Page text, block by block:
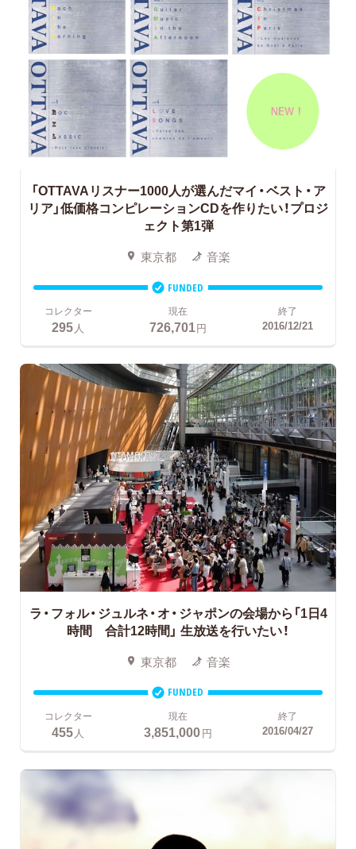
「OTTAVAリスナー1000人が選んだマイ・ベスト・ア
リア」低価格コンピレーションCDを作りたい！プロジ
ェクト第1弾
東京都 音楽
FUNDED
コレクター
295人
現在
726,701円
終了
2016/12/21
ラ・フォル・ジュルネ・オ・ジャポンの会場から「1日4
時間 合計12時間」 生放送を行いたい！
東京都 音楽
FUNDED
コレクター
455 人
現在
3,851,000円
終了
2016/04/27